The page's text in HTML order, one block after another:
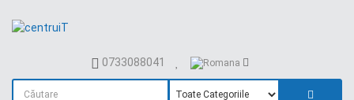
0733088041